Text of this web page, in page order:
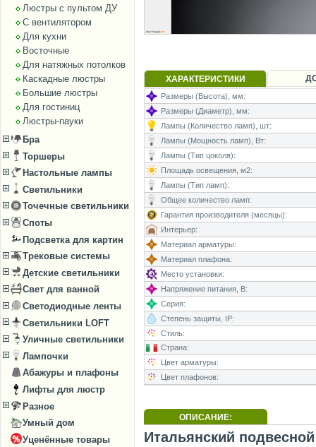
Люстры с пультом ДУ
С вентилятором
Для кухни
Восточные
Для натяжных потолков
Каскадные люстры
Большие люстры
Для гостиниц
Люстры-пауки
Бра
Торшеры
Настольные лампы
Светильники
Точечные светильники
Споты
Подсветка для картин
Трековые системы
Детские светильники
Свет для ванной
Светодиодные ленты
Светильники LOFT
Уличные светильники
Лампочки
Абажуры и плафоны
Лифты для люстр
Разное
Умный дом
Уценённые товары
ХАРАКТЕРИСТИКИ
Размеры (Высота), мм:
Размеры (Диаметр), мм:
Лампы (Количество ламп), шт:
Лампы (Мощность ламп), Вт:
Лампы (Тип цоколя):
Площадь освещения, м2:
Лампы (Тип ламп):
Общее количество ламп:
Гарантия производителя (месяцы):
Интерьер:
Материал арматуры:
Материал плафона:
Место установки:
Напряжение питания, В:
Серия:
Степень защиты, IP:
Стиль:
Страна:
Цвет арматуры:
Цвет плафонов:
ОПИСАНИЕ:
Итальянский